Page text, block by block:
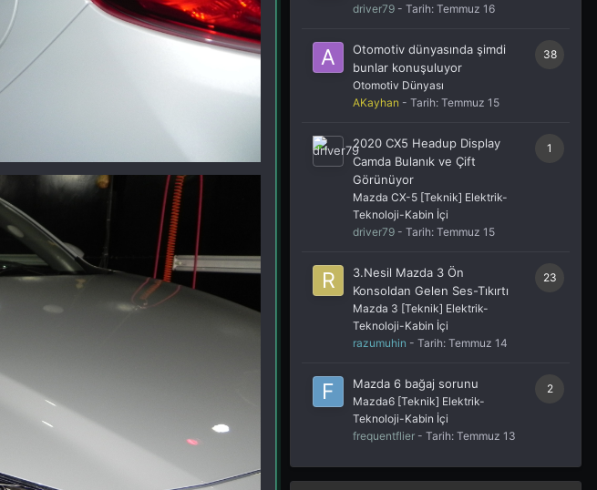
driver79 - Tarih: Temmuz 16
38
Otomotiv dünyasında şimdi
bunlar konuşuluyor
Otomotiv Dünyası
AKayhan - Tarih: Temmuz 15
1
2020 CX5 Headup Display
Camda Bulanık ve Çift
Görünüyor
Mazda CX-5 [Teknik] Elektrik-
Teknoloji-Kabin İçi
driver79 - Tarih: Temmuz 15
23
3.Nesil Mazda 3 Ön
Konsoldan Gelen Ses-Tıkırtı
Mazda 3 [Teknik] Elektrik-
Teknoloji-Kabin İçi
razumuhin - Tarih: Temmuz 14
2
Mazda 6 bağaj sorunu
Mazda6 [Teknik] Elektrik-
Teknoloji-Kabin İçi
frequentflier - Tarih: Temmuz 13